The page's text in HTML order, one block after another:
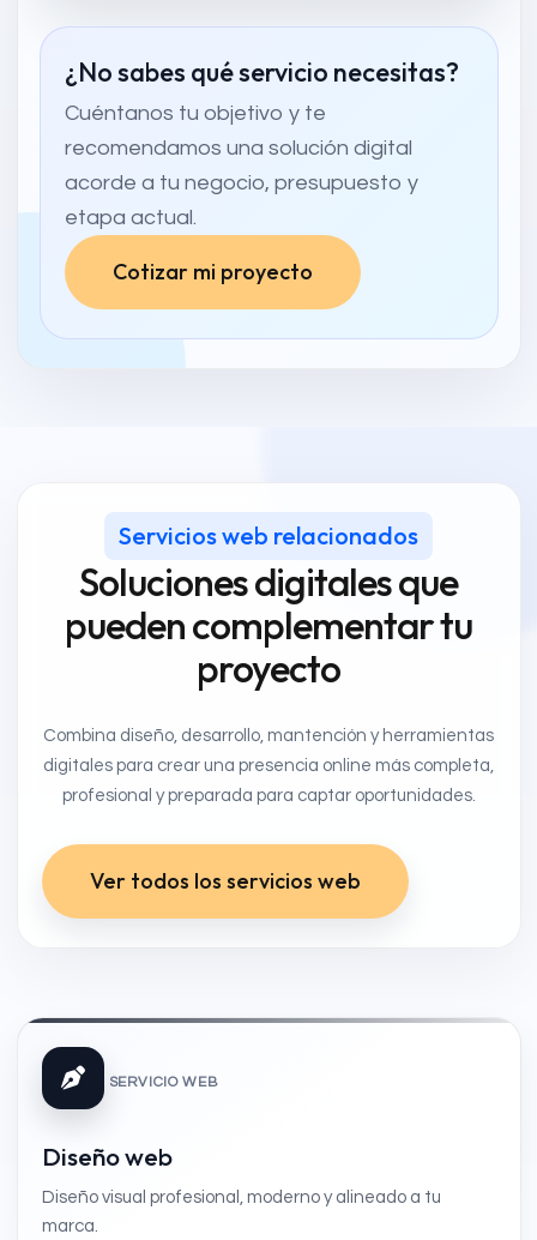
¿No sabes qué servicio necesitas?
Cuéntanos tu objetivo y te
recomendamos una solución digital
acorde a tu negocio, presupuesto y
etapa actual.
Cotizar mi proyecto
Servicios web relacionados
Soluciones digitales que
pueden complementar tu
proyecto
Combina diseño, desarrollo, mantención y herramientas
digitales para crear una presencia online más completa,
profesional y preparada para captar oportunidades.
Ver todos los servicios web
SERVICIO WEB
Diseño web
Diseño visual profesional, moderno y alineado a tu
marca.